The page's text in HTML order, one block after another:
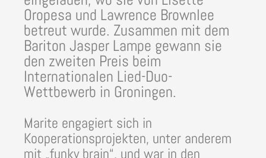
Oropesa und Lawrence Brownlee
betreut wurde. Zusammen mit dem
Bariton Jasper Lampe gewann sie
den zweiten Preis beim
Internationalen Lied-Duo-
Wettbewerb in Groningen.
Marite engagiert sich in
Kooperationsprojekten, unter anderem
mit „funky brain“, und war in den